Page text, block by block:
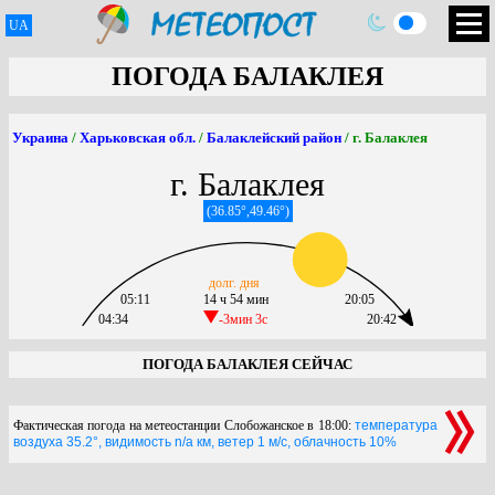
UA
ПОГОДА БАЛАКЛЕЯ
Украина / Харьковская обл. / Балаклейский район / г. Балаклея
г. Балаклея
(36.85°,49.46°)
04:34
05:11
14 ч 54 мин
-3мин 3c
долг. дня
20:42
20:05
ПОГОДА БАЛАКЛЕЯ СЕЙЧАС
Фактическая погода на метеостанции Слобожанское в 18:00: температура
воздуха 35.2°, видимость n/a км, ветер 1 м/с, облачность 10%